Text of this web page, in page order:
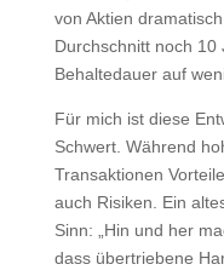
von Aktien
Durchschnitt noch
Behaltedauer auf
Für mich ist diese
Schwert. Während
Transaktionen
auch Risiken. Ein
Sinn: „Hin und her
dass übertriebene